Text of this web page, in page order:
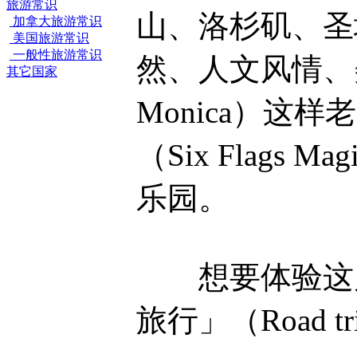
旅游常识
加拿大旅游常识
美国旅游常识
一般性旅游常识
其它国家
山、洛杉矶、
然、人文风情
Monica）这样
（Six Flags
乐园。
想要体验这
旅行」（Road